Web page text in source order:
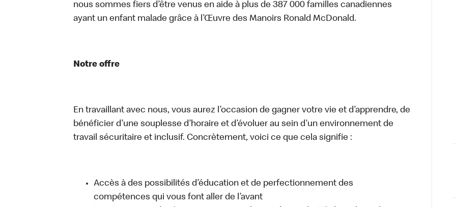
nous sommes fiers d’être venus en aide à plus de 387 000 familles canadiennes
ayant un enfant malade grâce à l’Œuvre des Manoirs Ronald McDonald.
Notre offre
En travaillant avec nous, vous aurez l’occasion de gagner votre vie et d’apprendre, de
bénéficier d’une souplesse d’horaire et d’évoluer au sein d’un environnement de
travail sécuritaire et inclusif. Concrètement, voici ce que cela signifie :
Accès à des possibilités d’éducation et de perfectionnement des
compétences qui vous font aller de l’avant